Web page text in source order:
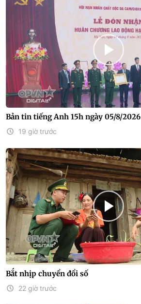
Bản tin tiếng Anh 15h ngày 05/8/2026
19 giờ trước
Bắt nhịp chuyển đổi số
22 giờ trước